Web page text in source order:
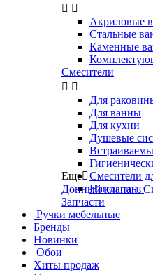
 
Акриловые
Стальные
Каменные
Смесители
 
Для
Для ванны
Для кухни
Душевые
Смесители
Напольные
Еще
Донный клапан,
Запчасти
Ручки мебельные
Бренды
Новинки
Обои
Хиты продаж